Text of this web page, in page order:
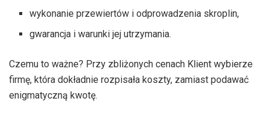
wykonanie przewiertów i odprowadzenia skroplin,
gwarancja i warunki jej utrzymania.
Czemu to ważne? Przy zbliżonych cenach Klient wybierze
firmę, która dokładnie rozpisała koszty, zamiast podawać
enigmatyczną kwotę.